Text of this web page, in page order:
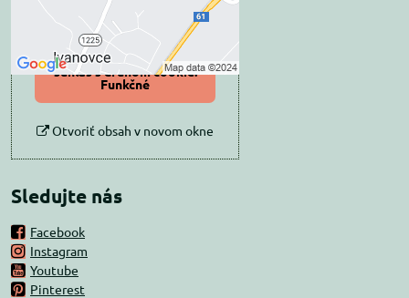
Povoliť tentokrát
Povoliť a zapamätať -
súhlas s druhom cookie:
Funkčné
Otvoriť obsah v novom okne
Sledujte nás
Facebook
Instagram
Youtube
Pinterest